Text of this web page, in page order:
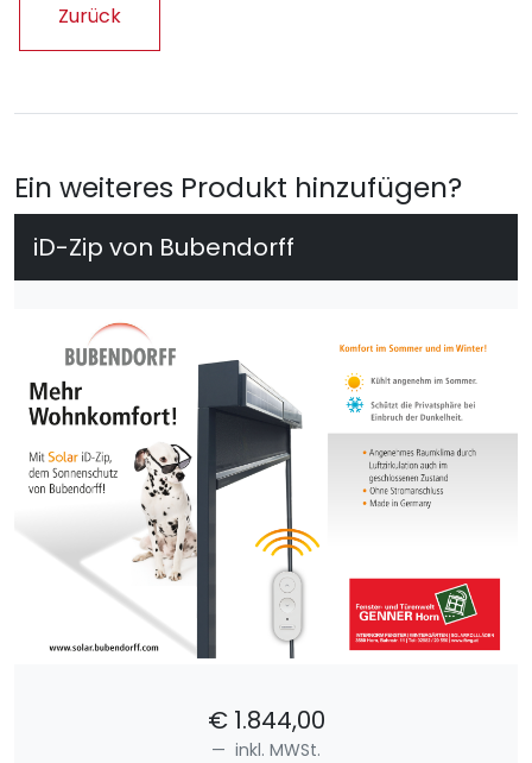
Zurück
Ein weiteres Produkt hinzufügen?
iD-Zip von Bubendorff
€1.844,00
inkl. MWSt.